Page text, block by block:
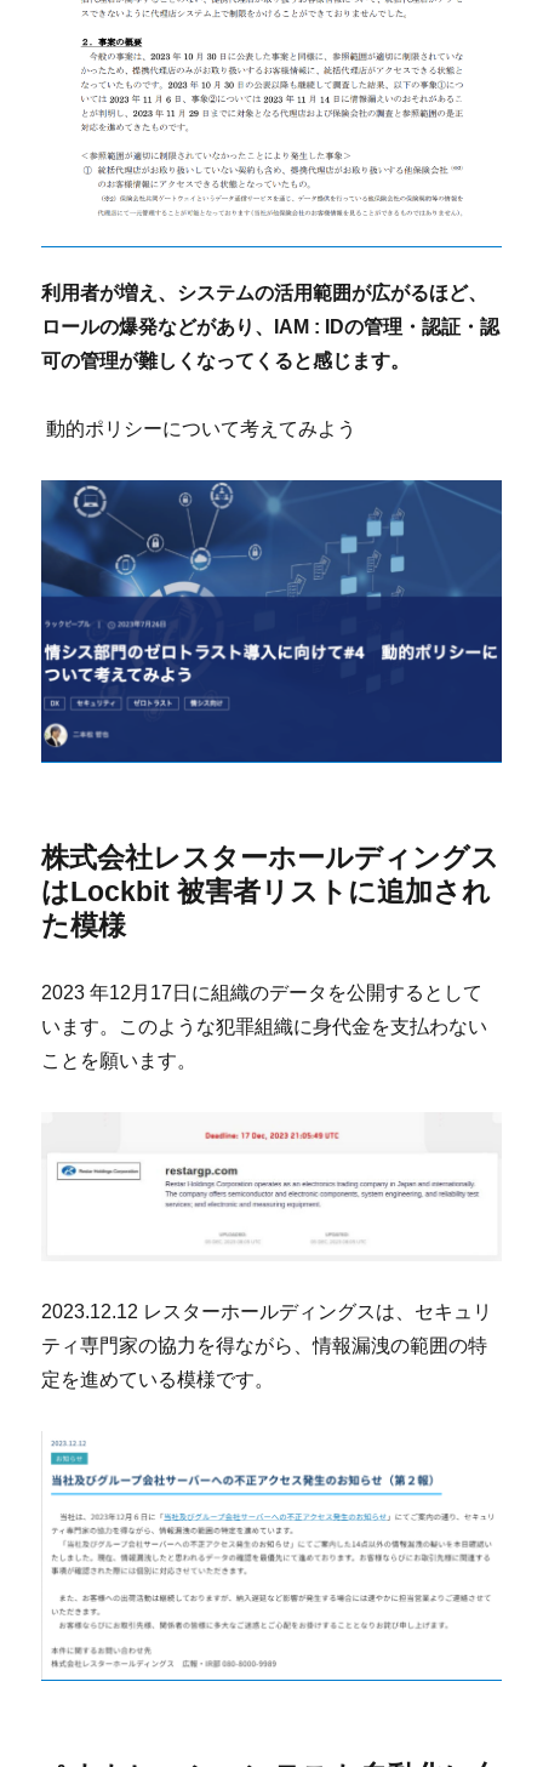
利用者が増え、システムの活用範囲が広がるほど、
ロールの爆発などがあり、IAM : IDの管理・認証・認
可の管理が難しくなってくると感じます。
動的ポリシーについて考えてみよう
株式会社レスターホールディングス
はLockbit 被害者リストに追加され
た模様
2023 年12月17日に組織のデータを公開するとして
います。このような犯罪組織に身代金を支払わない
ことを願います。
2023.12.12 レスターホールディングスは、セキュリ
ティ専門家の協力を得ながら、情報漏洩の範囲の特
定を進めている模様です。